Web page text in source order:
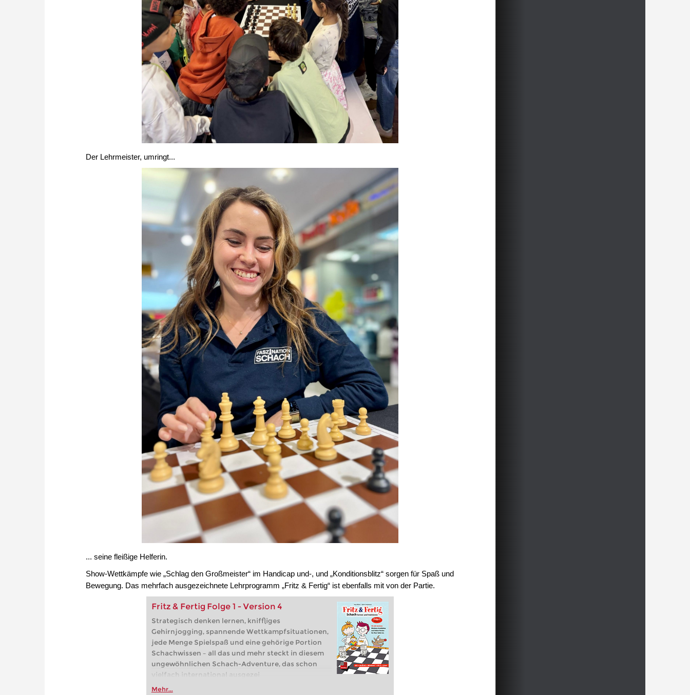
Der Lehrmeister, umringt...
... seine fleißige Helferin.
Show-Wettkämpfe wie „Schlag den Großmeister“ im Handicap und-, und „Konditionsblitz“ sorgen für Spaß und
Bewegung. Das mehrfach ausgezeichnete Lehrprogramm „Fritz & Fertig“ ist ebenfalls mit von der Partie.
Fritz & Fertig Folge 1 - Version 4
Strategisch denken lernen, kniffliges
Gehirnjogging, spannende Wettkampfsituationen,
jede Menge Spielspaß und eine gehörige Portion
Schachwissen – all das und mehr steckt in diesem
ungewöhnlichen Schach-Adventure, das schon
vielfach international ausgezei
Mobile Version für iPad / Android nur online über
Mehr...